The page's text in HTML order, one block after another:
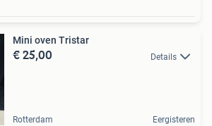
Mini oven Tristar
€ 25,00 Details
Rotterdam Eergisteren